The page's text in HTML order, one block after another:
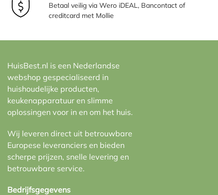
Betaal veilig via Wero iDEAL, Bancontact of
creditcard met Mollie
HuisBest.nl is een Nederlandse
webshop gespecialiseerd in
huishoudelijke producten,
keukenapparatuur en slimme
oplossingen voor in en om het huis.
Wij leveren direct uit betrouwbare
Europese leveranciers en bieden
scherpe prijzen, snelle levering en
betrouwbare service.
Bedrijfsgegevens